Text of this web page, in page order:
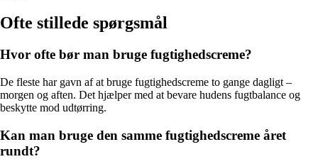
Ofte stillede spørgsmål
Hvor ofte bør man bruge fugtighedscreme?
De fleste har gavn af at bruge fugtighedscreme to gange dagligt –
morgen og aften. Det hjælper med at bevare hudens fugtbalance og
beskytte mod udtørring.
Kan man bruge den samme fugtighedscreme året
rundt?